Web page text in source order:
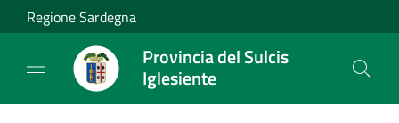
Salta al contenuto principale
Regione Sardegna
Provincia del Sulcis
Iglesiente